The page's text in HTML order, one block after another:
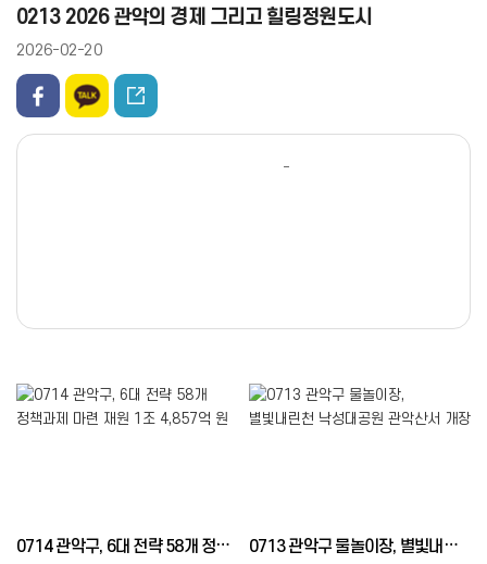
0213 2026 관악의 경제 그리고 힐링정원도시
2026-02-20
0714 관악구, 6대 전략 58개 정책과제 마련 재원 1조 4,857억 원 0713 관악구 물놀이장, 별빛내린천 낙성대공원 관악산서 개장